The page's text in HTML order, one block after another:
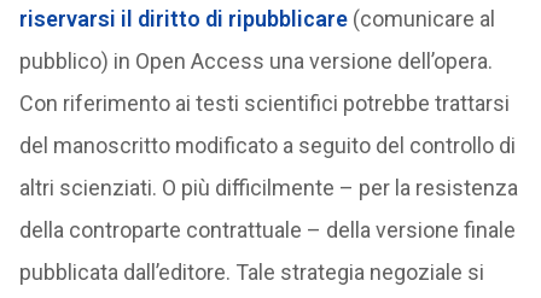
riservarsi il diritto di ripubblicare(comunicare al
pubblico) in Open Access una versione dell’opera.
Con riferimento ai testi scientifici potrebbe trattarsi
del manoscritto modificato a seguito del controllo di
altri scienziati. O più difficilmente – per la resistenza
della controparte contrattuale – della versione finale
pubblicata dall’editore. Tale strategia negoziale si